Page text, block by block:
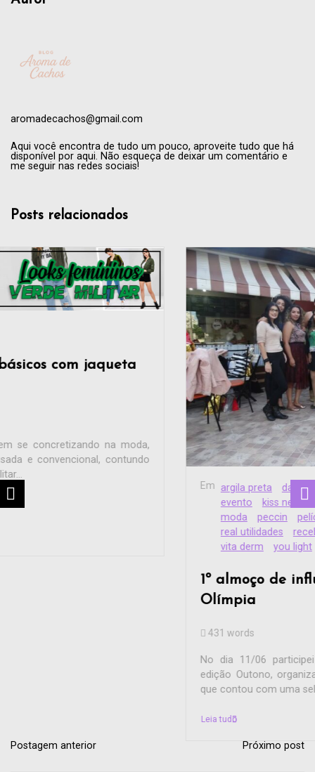
aromadecachos@gmail.com
Aqui você encontra de tudo um pouco, aproveite tudo que há
disponível por aqui. Não esqueça de deixar um comentário e
me seguir nas redes sociais!
Posts relacionados
encontro
Maquiagem
raavi
varcare
1º almoço de influenciadores na Vila
No dia 11/06 participei do 1º almoço de influencers
edição Outono, organizado pela @influencersconecta e
que contou com uma seleção de 10 blogueiras...
Postagem anterior Próximo post